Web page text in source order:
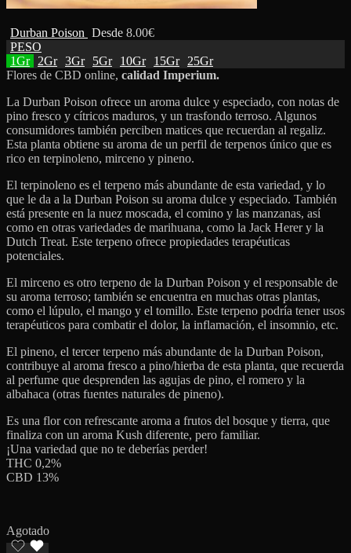
Durban Poison Desde 8.00€
PESO
1Gr
2Gr 3Gr 5Gr 10Gr 15Gr
25Gr
Flores de CBD online, calidad Imperium.
La Durban Poison ofrece un aroma dulce y especiado, con notas de
pino fresco y cítricos maduros, y un trasfondo terroso. Algunos
consumidores también perciben matices que recuerdan al regaliz.
Esta planta obtiene su aroma de un perfil de terpenos único que es
rico en terpinoleno, mirceno y pineno.
El terpinoleno es el terpeno más abundante de esta variedad, y lo
que le da a la Durban Poison su aroma dulce y especiado. También
está presente en la nuez moscada, el comino y las manzanas, así
como en otras variedades de marihuana, como la Jack Herer y la
Dutch Treat. Este terpeno ofrece propiedades terapéuticas
potenciales.
El mirceno es otro terpeno de la Durban Poison y el responsable de
su aroma terroso; también se encuentra en muchas otras plantas,
como el lúpulo, el mango y el tomillo. Este terpeno podría tener usos
terapéuticos para combatir el dolor, la inflamación, el insomnio, etc.
El pineno, el tercer terpeno más abundante de la Durban Poison,
contribuye al aroma fresco a pino/hierba de esta planta, que recuerda
al perfume que desprenden las agujas de pino, el romero y la
albahaca (otras fuentes naturales de pineno).
Es una flor con refrescante aroma a frutos del bosque y tierra, que
finaliza con un aroma Kush diferente, pero familiar.
¡Una variedad que no te deberías perder!
THC 0,2%
CBD 13%
Agotado